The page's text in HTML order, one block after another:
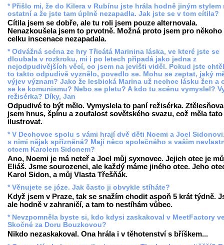
* Přišlo mi, že do Kilera v Rubínu jste hrála hodně jiným stylem
ostatní a že jste tam úplně nezapadla. Jak jste se v tom cítila?
Cítila jsem se dobře, ale tu roli jsem pouze alternovala.
Nenazkoušela jsem to prvotně. Možná proto jsem pro někoho
celku inscenace nezapadala.
* Odvážná scéna ze hry Třicátá Marinina láska, ve které jste se
dloubala v rozkroku, mi i po letech připadá jako jedna z
nejodpudivějších věcí, co jsem na jevišti viděl. Pokud jste
to takto odpudivě vyznělo, povedlo se. Mohu se zeptat, jaký
výjev význam? Jako že lesbická Marina už nechce lásku žen a
se ke komunismu? Nebo se pletu? A kdo tu scénu vymyslel?
režisérka? Díky, Jan
Odpudivé to být mělo. Vymyslela to paní režisérka.
jsem hnus, špínu a zoufalost sovětského svazu, což měla tato
ilustrovat.
* V Dechovce spolu s vámi hrají dvě děti Noemi a Joel
s nimi nějak spřízněná? Mají něco společného s vašim
otcem Karolem Sidonem?
Ano, Noemi je má neteř a Joel můj syxnovec. Jejich otec je
Eliáš. Jsme sourozenci, ale každý máme jiného otce. Jeho
Karol Sidon, a můj Vlasta Třešňák.
* Věnujete se józe. Jak často ji obvykle stíháte?
Když jsem v Praze, tak se snažím chodit aspoň 5 krát týdně.
ale hodně v zahraničí, a tam to nestíhám vůbec.
* Nevzpomněla byste si, kdo kdysi zaskakoval v MeetFactory
Skočné za Doru Bouzkovou?
Nikdo nezaskakoval. Ona hrála i v těhotenství s bříškem...